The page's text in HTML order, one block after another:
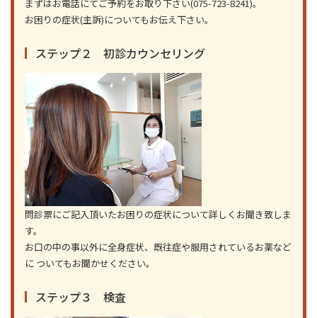
まずはお電話にてご予約をお取り下さい(075-723-8241)。
お困りの症状(主訴)についてもお伝え下さい。
ステップ２ 初診カウンセリング
問診票にご記入頂いたお困りの症状について詳しくお聞き致しま
す。
お口の中の事以外に全身症状、既往症や服用されているお薬など
に ついてもお聞かせください。
ステップ３ 検査